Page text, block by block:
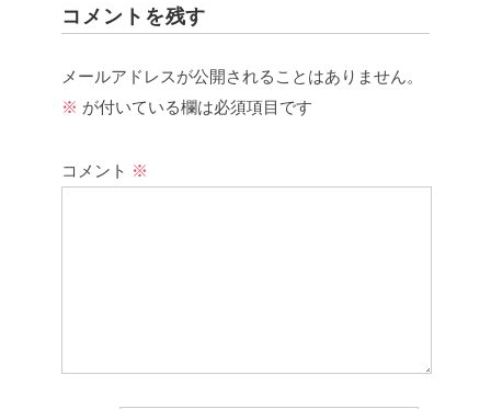
コメントを残す
メールアドレスが公開されることはありません。
※ が付いている欄は必須項目です
コメント ※